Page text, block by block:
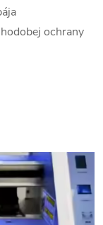
ochrany